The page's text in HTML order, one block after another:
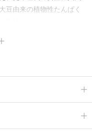
豆由来の植物性たんぱく
メインに、美を引き出
の2味展開。プロテイ